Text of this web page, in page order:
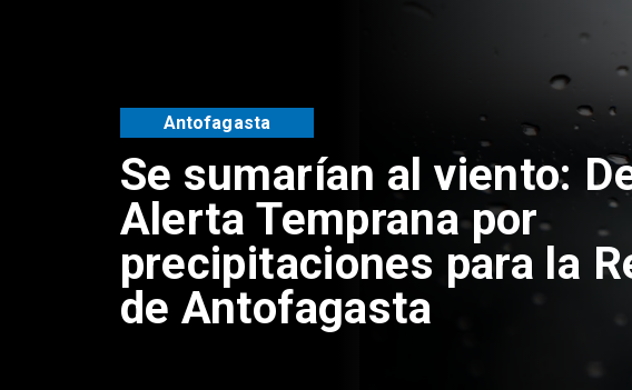
Se sumarían al viento:
Alerta Temprana por
precipitaciones para la
de Antofagasta
Antofagasta